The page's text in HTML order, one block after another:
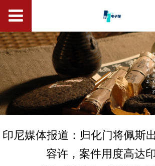
印尼媒体报道：归化门将佩斯
容许，案件用度高达